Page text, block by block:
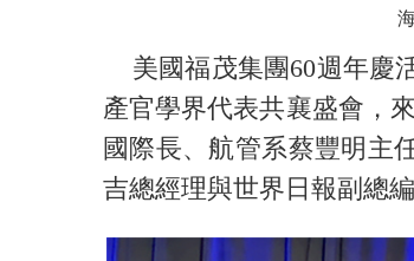
美國福茂集團60週年慶
產官學界代表共襄盛會，
國際長、航管系蔡豐明主
吉總經理與世界日報副總